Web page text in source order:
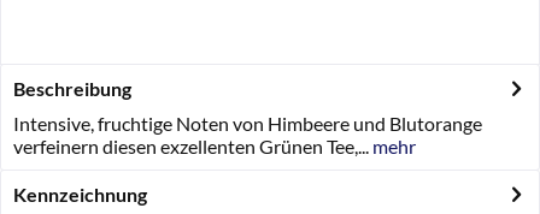
Beschreibung
Intensive, fruchtige Noten von Himbeere und Blutorange
verfeinern diesen exzellenten Grünen Tee,... mehr
Kennzeichnung